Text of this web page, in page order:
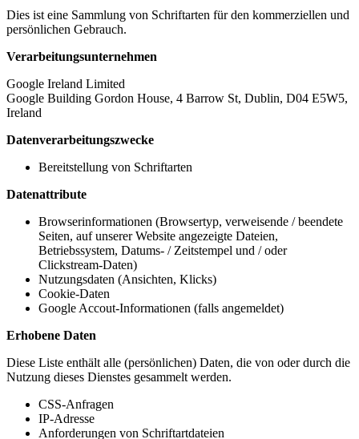
Dies ist eine Sammlung von Schriftarten für den kommerziellen und
persönlichen Gebrauch.
Verarbeitungsunternehmen
Google Ireland Limited
Google Building Gordon House, 4 Barrow St, Dublin, D04 E5W5,
Ireland
Datenverarbeitungszwecke
Bereitstellung von Schriftarten
Datenattribute
Browserinformationen (Browsertyp, verweisende / beendete
Seiten, auf unserer Website angezeigte Dateien,
Betriebssystem, Datums- / Zeitstempel und / oder
Clickstream-Daten)
Nutzungsdaten (Ansichten, Klicks)
Cookie-Daten
Google Accout-Informationen (falls angemeldet)
Erhobene Daten
Diese Liste enthält alle (persönlichen) Daten, die von oder durch die
Nutzung dieses Dienstes gesammelt werden.
CSS-Anfragen
IP-Adresse
Anforderungen von Schriftartdateien